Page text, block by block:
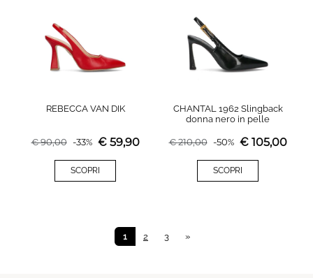
REBECCA VAN DIK
€90,00 -33% € 59,90
SCOPRI
CHANTAL 1962 Slingback
donna nero in pelle
€210,00 -50% € 105,00
SCOPRI
1 2 3 »